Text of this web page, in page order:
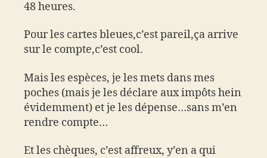
48 heures.
Pour les cartes bleues,c’est pareil,ça arrive
sur le compte,c’est cool.
Mais les espèces, je les mets dans mes
poches (mais je les déclare aux impôts hein
évidemment) et je les dépense…sans m’en
rendre compte…
Et les chèques, c’est affreux, y’en a qui